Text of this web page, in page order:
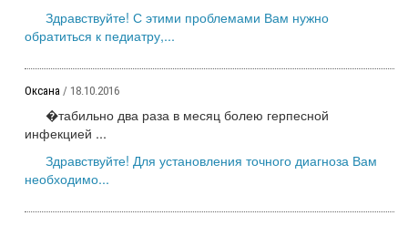
Здравствуйте! С этими проблемами Вам нужно
обратиться к педиатру,...
Оксана / 18.10.2016
�табильно два раза в месяц болею герпесной
инфекцией ...
Здравствуйте! Для установления точного диагноза Вам
необходимо...